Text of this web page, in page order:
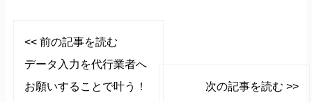
<< 前の記事を読む
データ入力を代行業者へ
お願いすることで叶う！
次の記事を読む >>